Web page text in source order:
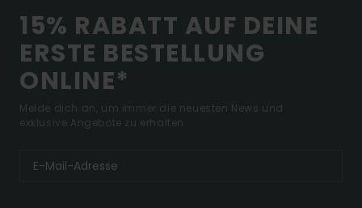
15% RABATT AUF DEINE
ERSTE BESTELLUNG
ONLINE*
Melde dich an, um immer die neuesten News und
exklusive Angebote zu erhalten.